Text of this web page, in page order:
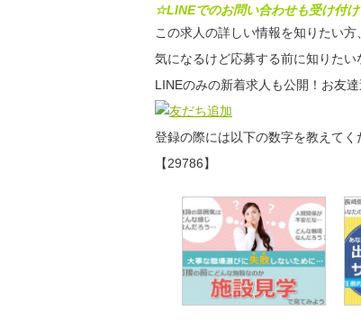
☆LINEでのお問い合わせも受け付
この求人の詳しい情報を知りたい方、
気になるけど応募する前に知りたい
LINEのみの新着求人も公開！お友達
登録の際には以下の数字を教えてく
【29786】